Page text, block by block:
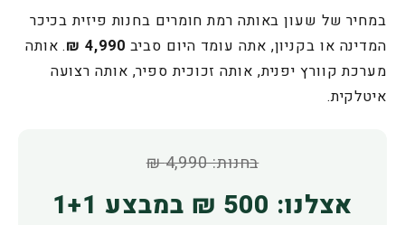
במחיר של שעון באותה רמת חומרים בחנות פיזית בכיכר
המדינה או בקניון, אתה עומד היום סביב 4,990 ₪
. אותה
מערכת קוורץ יפנית, אותה זכוכית ספיר, אותה רצועה
איטלקית.
בחנות: 4,990 ₪
אצלנו: 500 ₪ במבצע 1+1